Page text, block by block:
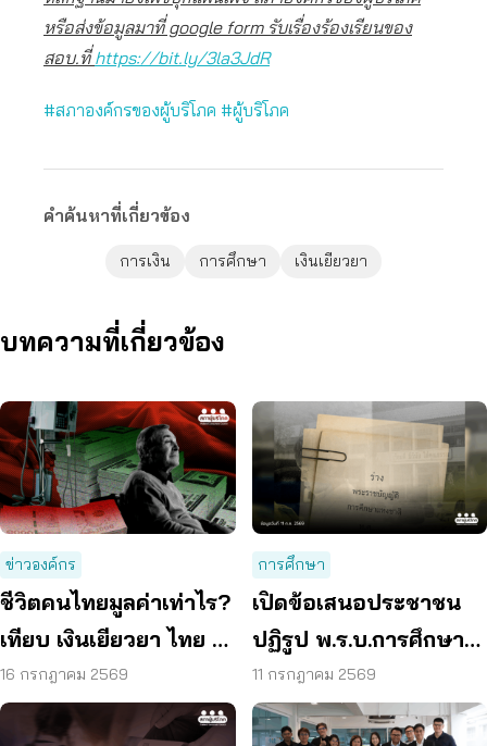
หรือส่งข้อมูลมาที่ google form รับเรื่องร้องเรียนของ
สอบ.ที่https://bit.ly/3la3JdR
#สภาองค์กรของผู้บริโภค #ผู้บริโภค
คำค้นหาที่เกี่ยวข้อง
การเงิน การศึกษา เงินเยียวยา
บทความที่เกี่ยวข้อง
ข่าวองค์กร
ชีวิตคนไทยมูลค่าเท่าไร?
เทียบ เงินเยียวยา ไทย –
เทศ ต่างกันสิบถึงร้อยเท่า
16 กรกฎาคม 2569
การศึกษา
เปิดข้อเสนอประชาชน
ปฏิรูป พ.ร.บ.การศึกษา
แห่งชาติ ลดเหลื่อมล้ำ –
เพิ่มคุณภาพผู้เรียน
11 กรกฎาคม 2569